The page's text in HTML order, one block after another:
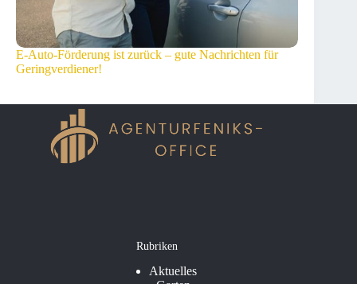
E-Auto-Förderung ist zurück – gute Nachrichten für
Geringverdiener!
Rubriken
Aktuelles